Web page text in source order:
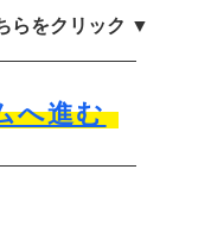
らをクリック ▼
へ進む